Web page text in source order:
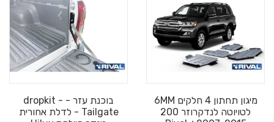
מיגון תחתון 4 חלקים 6MM
לטויוטה לנדקרוזר 200
בוכנת עזר - dropkit -
Tailgate - לדלת אחורית